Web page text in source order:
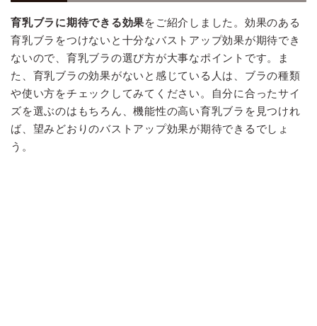
育乳ブラに期待できる効果をご紹介しました。効果のある
育乳ブラをつけないと十分なバストアップ効果が期待でき
ないので、育乳ブラの選び方が大事なポイントです。ま
た、育乳ブラの効果がないと感じている人は、ブラの種類
や使い方をチェックしてみてください。自分に合ったサイ
ズを選ぶのはもちろん、機能性の高い育乳ブラを見つけれ
ば、望みどおりのバストアップ効果が期待できるでしょ
う。